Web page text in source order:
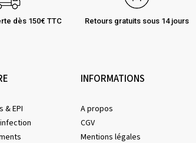
dès 150€ TTC Retours gratuits sous 14 jours
& EPI
INFORMATIONS
A propos
CGV
Mentions légales